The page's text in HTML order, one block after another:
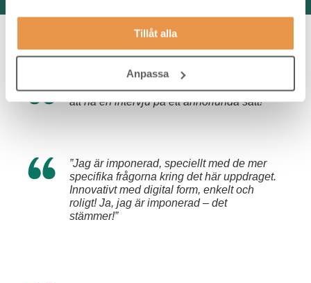
Tillåt alla
Anpassa
Så säger kandidaterna
”Mycket effektivt och givande, de var roligt
att ha en intervju på ett annorlunda sätt!”
”Jag är imponerad, speciellt med de mer
specifika frågorna kring det här uppdraget.
Innovativt med digital form, enkelt och
roligt! Ja, jag är imponerad – det
stämmer!”